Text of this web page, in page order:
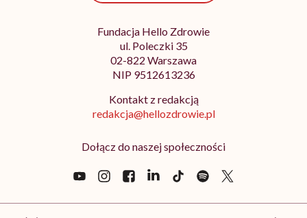
Fundacja Hello Zdrowie
ul. Poleczki 35
02-822 Warszawa
NIP 9512613236
Kontakt z redakcją
redakcja@hellozdrowie.pl
Dołącz do naszej społeczności